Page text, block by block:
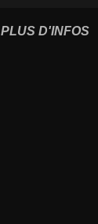
PLUS D'INFOS